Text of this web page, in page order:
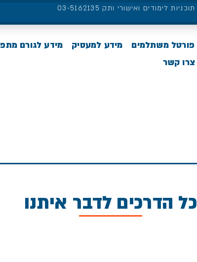
תוכניות לימודים ואישורי ותק 03-5162135
פורטל משתלמים מידע למעסיק
מידע לגורם
צרו קשר
כל הדרכים לדבר איתנו